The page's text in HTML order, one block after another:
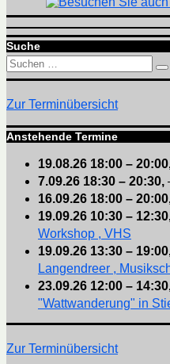
Suche
Suchen
nach:
Zur Terminübersicht
Anstehende Termine
19.08.26 18:00 – 20:00
7.09.26 18:30 – 20:30,
16.09.26 18:00 – 20:00
19.09.26 10:30 – 12:30
Workshop , VHS
19.09.26 13:30 – 19:00
Langendreer ,
23.09.26 12:00 – 14:30
"Wattwanderung" in
Zur Terminübersicht